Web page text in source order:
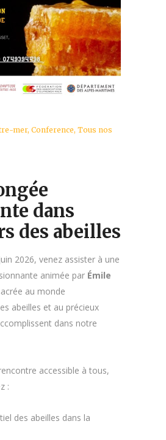
mer, Conference, Tous nos
dans
des abeilles
2026, venez assister à une
animée par Émile
au monde
abeilles et au précieux
dans notre
accessible à tous,
:
des abeilles dans la